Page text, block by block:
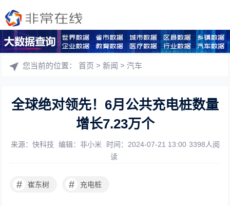
您当前的位置：首页 >新闻 >汽车
全球绝对领先！6月公共充电桩数量
增长7.23万个
来源：快科技 编辑：非小米 时间：2024-07-21 13:00 3398人阅
读
# 崔东树 # 充电桩